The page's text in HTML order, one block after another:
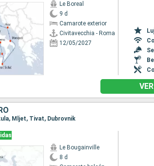
Le Boreal
9 d
Camarote exterior
Civitavecchia - Roma
12/05/2027
Mljet, Tivat, Dubrovnik
Le Bougainville
8 d